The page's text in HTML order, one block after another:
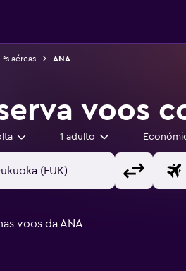
aéreas ANA
voos
1 adulto
voos da ANA